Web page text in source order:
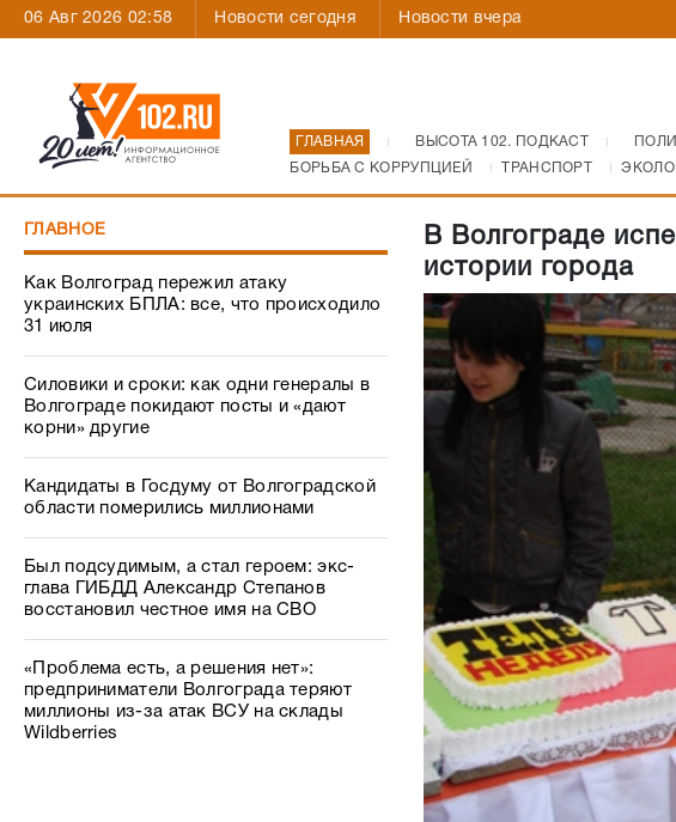
06 Авг 2026 02:58 Новости сегодня Новости вчера
ГЛАВНАЯ ВЫСОТА 102. ПОДКАСТ
БОРЬБА С КОРРУПЦИЕЙ
ТРАНСПОРТ
ГЛАВНОЕ
Как Волгоград пережил атаку
украинских БПЛА: все, что происходило
31 июля
Силовики и сроки: как одни генералы в
Волгограде покидают посты и «дают
корни» другие
Кандидаты в Госдуму от Волгоградской
области померились миллионами
Был подсудимым, а стал героем: экс-
глава ГИБДД Александр Степанов
восстановил честное имя на СВО
«Проблема есть, а решения нет»:
предприниматели Волгограда теряют
миллионы из-за атак ВСУ на склады
Wildberries
В Волгограде
истории города